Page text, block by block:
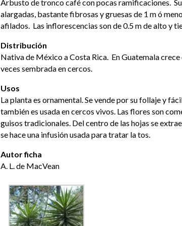
Arbusto de tronco café con pocas ramificaciones.
alargadas, bastante fibrosas y gruesas de 1 m ó
afilados. Las inflorescencias son de 0.5 m de alto y
Distribución
Nativa de México a Costa Rica. En Guatemala
veces sembrada en cercos.
Usos
La planta es ornamental. Se vende por su follaje y
también es usada en cercos vivos. Las flores son
guisos tradicionales. Del centro de las hojas se
se hace una infusión usada para tratar la tos.
Autor ficha
A. L. de MacVean